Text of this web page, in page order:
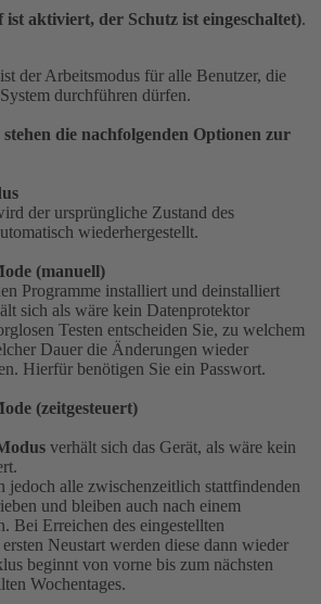
aktiviert, der Schutz ist eingeschaltet).
der Arbeitsmodus für alle Benutzer, die
durchführen dürfen.
die nachfolgenden Optionen zur
der ursprüngliche Zustand des
wiederhergestellt.
(manuell)
Programme installiert und deinstalliert
sich als wäre kein Datenprotektor
Testen entscheiden Sie, zu welchem
Dauer die Änderungen wieder
Hierfür benötigen Sie ein Passwort.
(zeitgesteuert)
verhält sich das Gerät, als wäre kein
jedoch alle zwischenzeitlich stattfindenden
und bleiben auch nach einem
Bei Erreichen des eingestellten
Neustart werden diese dann wieder
beginnt von vorne bis zum nächsten
Wochentages.